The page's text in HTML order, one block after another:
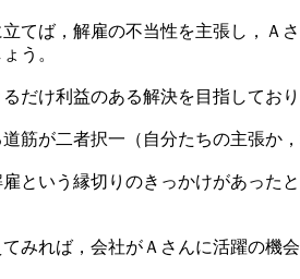
てば，解雇の不当性を主張し，Ａ
う。
だけ利益のある解決を目指してお
筋が二者択一（自分たちの主張か
という縁切りのきっかけがあった
みれば，会社がＡさんに活躍の機